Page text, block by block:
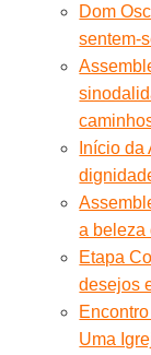
Dom
sentem-
Início
a beleza
Etapa
desejos
Uma